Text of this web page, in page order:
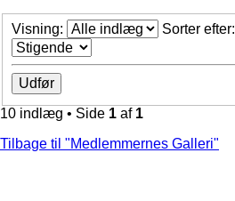
Visning: Sorter efter:
10 indlæg • Side 1 af 1
Tilbage til "Medlemmernes Galleri"